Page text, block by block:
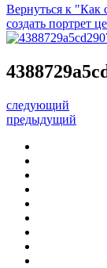
Вернуться к "Как
создать портрет
следующий
предыдущий